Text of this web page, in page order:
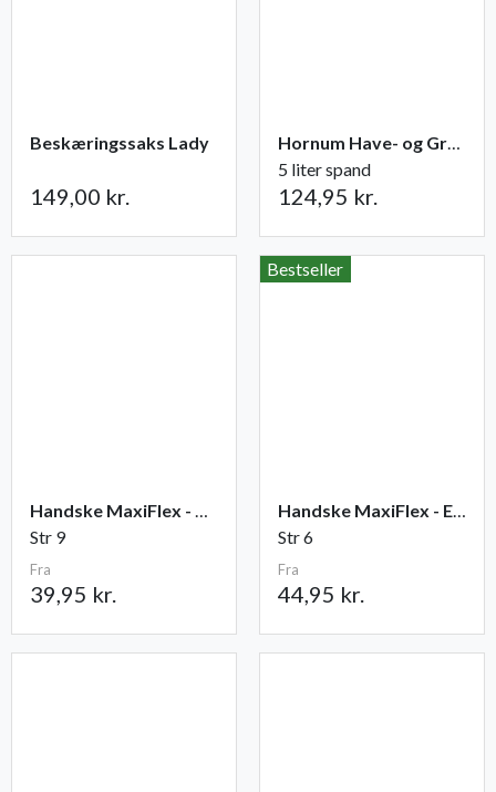
Beskæringssaks Lady
149,00 kr.
Hornum Have- og Grøntsagsgødning NPK 9-2-5
5 liter spand
124,95 kr.
Handske MaxiFlex - Ultimate
Str 9
Fra
39,95 kr.
Bestseller
Handske MaxiFlex - Endurance
Str 6
Fra
44,95 kr.